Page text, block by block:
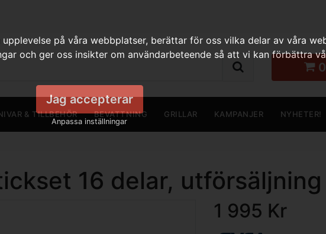
& TILLBEHÖR BEVATTNING GRILLAR KAMPANJER NYHETER!
16 delar, utförsäljning
1 995 Kr
på våra webbplatser, berättar för oss vilka delar av våra
och ger oss insikter om användarbeteende så att vi kan förbättra
Jag accepterar
Anpassa inställningar